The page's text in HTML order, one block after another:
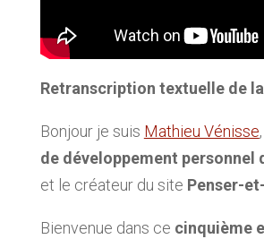
Retranscription textuelle de
Bonjour je suis Mathieu Vénisse,
de développement personnel
et le créateur du site Penser-
Bienvenue dans ce cinquième